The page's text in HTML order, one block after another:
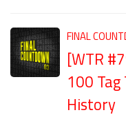
FINAL
[WTR
100
History